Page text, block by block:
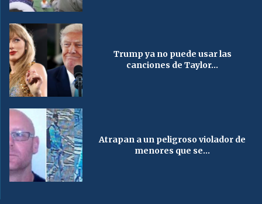
Trump ya no puede usar las
canciones de Taylor...
Atrapan a un peligroso violador de
menores que se...